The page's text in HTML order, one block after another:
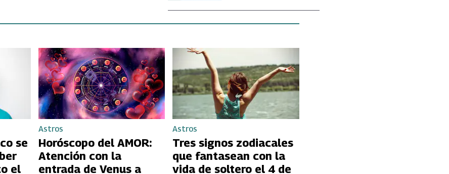
se
el
Astros
Horóscopo del AMOR:
Atención con la
entrada de Venus a
Astros
Tres signos zodiacales
que fantasean con la
vida de soltero el 4 de